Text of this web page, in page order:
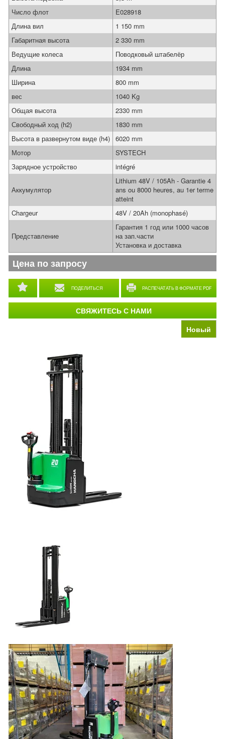
Новый
ПОДЕЛИТЬСЯ РАСПЕЧАТАТЬ В ФОРМАТЕ PDF
Число флот
E028918
Длина вил
1 150 mm
Габаритная высота
2 330 mm
Ведущие колеса
Поводковый штабелёр
Длина
1934 mm
Ширина
800 mm
вес
1040 Kg
Общая высота
2330 mm
Свободный ход (h2)
1830 mm
Высота в развернутом виде (h4) 6020 mm
Мотор
SYSTECH
Зарядное устройство
intégré
Аккумулятор
Lithium 48V / 105Ah - Garantie 4
ans ou 8000 heures, au 1er terme
atteint
Chargeur
48V / 20Ah (monophasé)
Представление
Гарантия 1 год или 1000 часов
на зап.части
Установка и доставка
Цена по запросу
СВЯЖИТЕСЬ С НАМИ